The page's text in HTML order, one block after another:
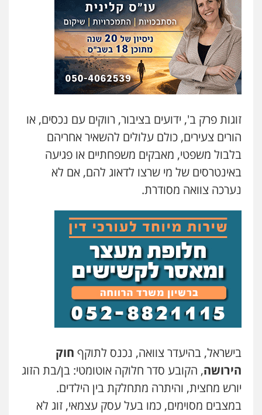
0547780927
עו"ד יניב זוסמן
פלילי כלכלי פשיעה חמורה מעצרים
וחקירות
0525199949
עו"ד אמיר נאטור
פלילי פשיעה חמורה צווארון לבן מעצרים
0543326767
פלילי פשיעה חמורה
0505212444
עו"ד קובי בן שעיה
פלילי צווארון לבן צבאי
0524040052
עו"ד אלון ארז
פלילי צבאי סמים אלימות במשפחה
לבן
עו"ד לימור רוט חזן
פלילי מעצרים צווארון לבן פשיעה חמורה
0523407232
זוגות פרק ב', ידועים בציבור, רווקים עם נכסים, או
הורים צעירים, כולם עלולים להשאיר אחריהם
בלבול משפטי, מאבקים משפחתיים או פגיעה
באינטרסים של מי שרצו לדאוג להם, אם לא
נערכה צוואה מסודרת.
בישראל, בהיעדר צוואה, נכנס לתוקף חוק
הירושה, הקובע סדר חלוקה אוטומטי: בן/בת הזוג
יורש מחצית, והיתרה מתחלקת בין הילדים.
במצבים מסוימים, כמו בעל עסק עצמאי, זוג לא